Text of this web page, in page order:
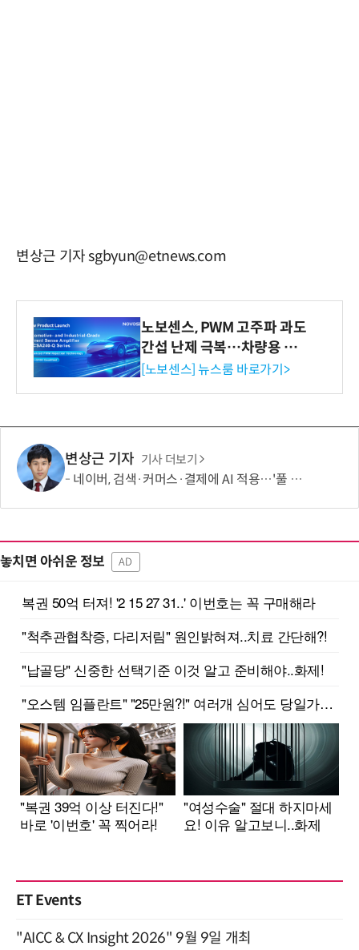
변상근 기자 sgbyun@etnews.com
노보센스, PWM 고주파 과도
간섭 난제 극복…차량용 전
류 감지 증폭기
[노보센스] 뉴스룸 바로가기>
변상근 기자 기사 더보기
네이버, 검색·커머스·결제에 AI 적용…'풀 퍼널' 수익화 강화
놓치면 아쉬운 정보 AD
ET Events
"AICC & CX Insight 2026" 9월 9일 개최